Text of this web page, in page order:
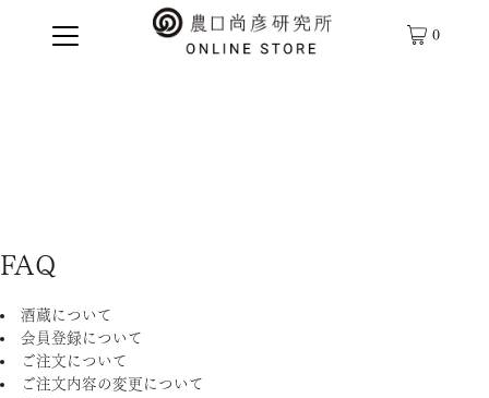
0
FAQ
酒蔵について
会員登録について
ご注文について
ご注文内容の変更について